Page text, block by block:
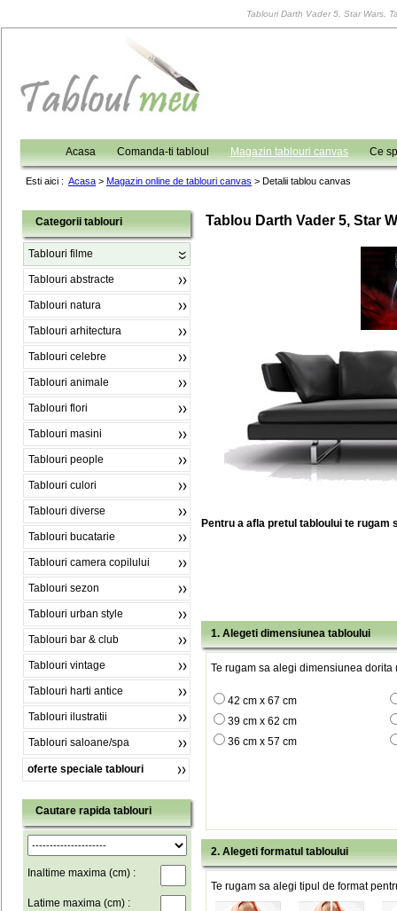
Tablouri Darth Vader 5, Star Wars,
Acasa Comanda-ti tabloul Magazin tablouri canvas Ce
Esti aici : Acasa > Magazin online de tablouri canvas > Detalii tablou canvas
Categorii tablouri
Tablouri filme
Tablouri abstracte
Tablouri natura
Tablouri arhitectura
Tablouri celebre
Tablouri animale
Tablouri flori
Tablouri masini
Tablouri people
Tablouri culori
Tablouri diverse
Tablouri bucatarie
Tablouri camera copilului
Tablouri sezon
Tablouri urban style
Tablouri bar & club
Tablouri vintage
Tablouri harti antice
Tablouri ilustratii
Tablouri saloane/spa
oferte speciale tablouri
Cautare rapida tablouri
Inaltime maxima (cm) :
Latime maxima (cm) :
Tablou Darth Vader 5, Star
Pentru a afla pretul tabloului te rugam
1. Alegeti dimensiunea tabloului
Te rugam sa alegi dimensiunea dorita
42 cm x 67 cm
39 cm x 62 cm
36 cm x 57 cm
2. Alegeti formatul tabloului
Te rugam sa alegi tipul de format